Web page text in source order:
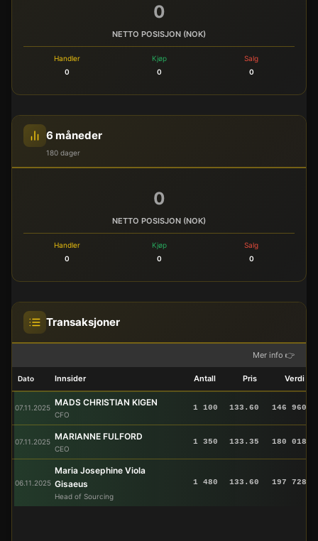
0
NETTO POSISJON (NOK)
Handler
0
Kjøp
0
Salg
0
6 måneder
180 dager
0
NETTO POSISJON (NOK)
Handler
0
Kjøp
0
Salg
0
Transaksjoner
Mer info 👉
Dato Innsider Antall Pris Verdi
07.11.2025 MADS CHRISTIAN KIGEN
CFO
1 100 133.60 146 960
07.11.2025 MARIANNE FULFORD
CEO
1 350 133.35 180 018
06.11.2025
Maria Josephine Viola
Gisaeus
Head of Sourcing
1 480 133.60 197 728